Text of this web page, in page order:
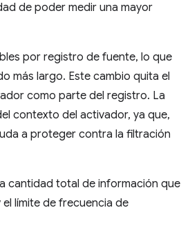
de poder medir una mayor
por registro de fuente, lo que
más largo. Este cambio quita el
como parte del registro. La
contexto del activador, ya que,
a proteger contra la filtración
cantidad total de información que
límite de frecuencia de